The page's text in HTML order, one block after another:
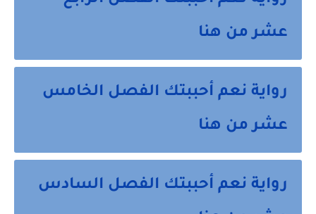
عشر من هنا
رواية نعم أحببتك الفصل الخامس
عشر من هنا
رواية نعم أحببتك الفصل السادس